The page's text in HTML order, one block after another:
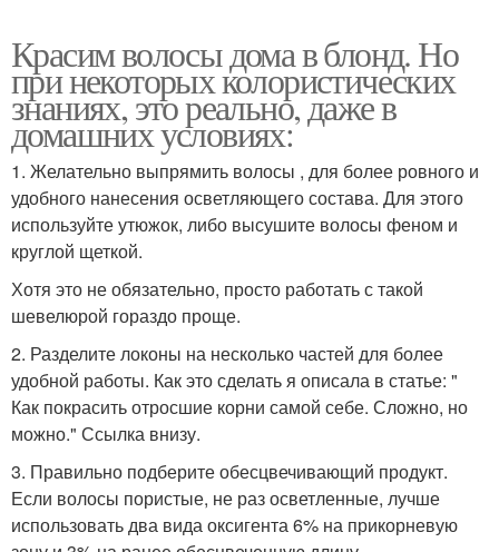
Красим волосы дома в блонд. Но
при некоторых колористических
знаниях, это реально, даже в
домашних условиях:
1. Желательно выпрямить волосы , для более ровного и
удобного нанесения осветляющего состава. Для этого
используйте утюжок, либо высушите волосы феном и
круглой щеткой.
Хотя это не обязательно, просто работать с такой
шевелюрой гораздо проще.
2. Разделите локоны на несколько частей для более
удобной работы. Как это сделать я описала в статье: "
Как покрасить отросшие корни самой себе. Сложно, но
можно." Ссылка внизу.
3. Правильно подберите обесцвечивающий продукт.
Если волосы пористые, не раз осветленные, лучше
использовать два вида оксигента 6% на прикорневую